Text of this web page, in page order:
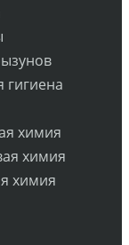
гигиена
химия
химия
химия